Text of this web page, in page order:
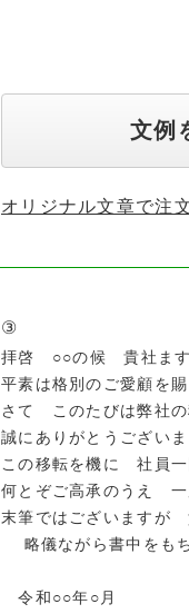
文例
オリジナル文章で注
③
拝啓 ○○の候 貴社ます
平素は格別のご愛顧を
さて このたびは弊社
誠にありがとうございま
この移転を機に 社員一
何とぞご高承のうえ 一
末筆ではございますが
略儀ながら書中をも
令和○○年○月